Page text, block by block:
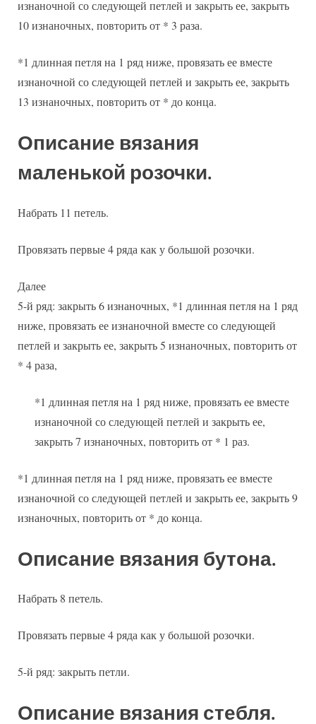
изнаночной со следующей петлей и закрыть ее, закрыть
10 изнаночных, повторить от * 3 раза.
*1 длинная петля на 1 ряд ниже, провязать ее вместе
изнаночной со следующей петлей и закрыть ее, закрыть
13 изнаночных, повторить от * до конца.
Описание вязания
маленькой розочки.
Набрать 11 петель.
Провязать первые 4 ряда как у большой розочки.
Далее
5-й ряд: закрыть 6 изнаночных, *1 длинная петля на 1 ряд
ниже, провязать ее изнаночной вместе со следующей
петлей и закрыть ее, закрыть 5 изнаночных, повторить от
* 4 раза,
*1 длинная петля на 1 ряд ниже, провязать ее вместе
изнаночной со следующей петлей и закрыть ее,
закрыть 7 изнаночных, повторить от * 1 раз.
*1 длинная петля на 1 ряд ниже, провязать ее вместе
изнаночной со следующей петлей и закрыть ее, закрыть 9
изнаночных, повторить от * до конца.
Описание вязания бутона.
Набрать 8 петель.
Провязать первые 4 ряда как у большой розочки.
5-й ряд: закрыть петли.
Описание вязания стебля.